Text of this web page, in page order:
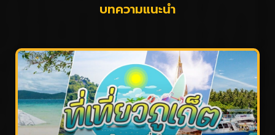
บทความแนะนำ